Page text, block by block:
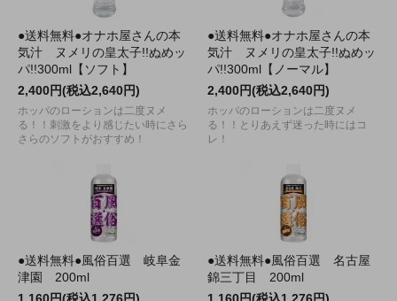
●送料無料●オナホ屋さんの本
気汁 ヌメリの皇太子!!ぬめッ
パ!!300ml【ソフト】
2,400円(税込2,640円)
ホッパのローションは二度ヌメ
る！！刺激をより感じたい時にさら
さらのソフトがおすすめ！
●送料無料●オナホ屋さんの本
気汁 ヌメリの皇太子!!ぬめッ
パ!!300ml【ノーマル】
2,400円(税込2,640円)
ホッパのローションは二度ヌメ
る！！とりあえず迷った時にはコ
レ！
●送料無料●風俗百選 岐阜金
津園 200ml
●送料無料●風俗百選 名古屋
錦三丁目 200ml